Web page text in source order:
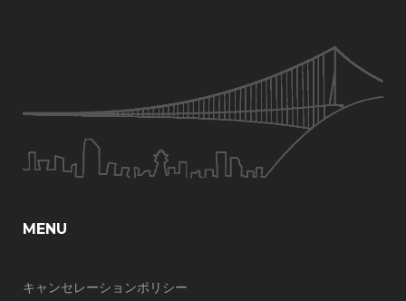
MENU
キャンセレーションポリシー